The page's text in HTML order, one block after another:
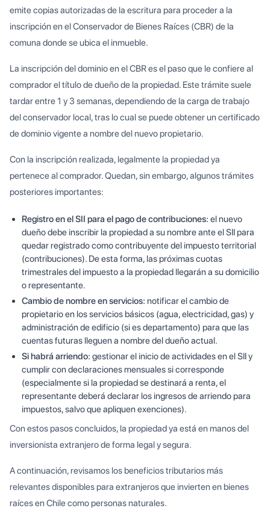
emite copias autorizadas de la escritura para proceder a la
inscripción en el Conservador de Bienes Raíces (CBR) de la
comuna donde se ubica el inmueble.
La inscripción del dominio en el CBR es el paso que le confiere al
comprador el título de dueño de la propiedad. Este trámite suele
tardar entre 1 y 3 semanas, dependiendo de la carga de trabajo
del conservador local, tras lo cual se puede obtener un certificado
de dominio vigente a nombre del nuevo propietario.
Con la inscripción realizada, legalmente la propiedad ya
pertenece al comprador. Quedan, sin embargo, algunos trámites
posteriores importantes:
Registro en el SII para el pago de contribuciones: el nuevo
dueño debe inscribir la propiedad a su nombre ante el SII para
quedar registrado como contribuyente del impuesto territorial
(contribuciones). De esta forma, las próximas cuotas
trimestrales del impuesto a la propiedad llegarán a su domicilio
o representante.
Cambio de nombre en servicios: notificar el cambio de
propietario en los servicios básicos (agua, electricidad, gas) y
administración de edificio (si es departamento) para que las
cuentas futuras lleguen a nombre del dueño actual.
Si habrá arriendo: gestionar el inicio de actividades en el SII y
cumplir con declaraciones mensuales si corresponde
(especialmente si la propiedad se destinará a renta, el
representante deberá declarar los ingresos de arriendo para
impuestos, salvo que apliquen exenciones).
Con estos pasos concluidos, la propiedad ya está en manos del
inversionista extranjero de forma legal y segura.
A continuación, revisamos los beneficios tributarios más
relevantes disponibles para extranjeros que invierten en bienes
raíces en Chile como personas naturales.